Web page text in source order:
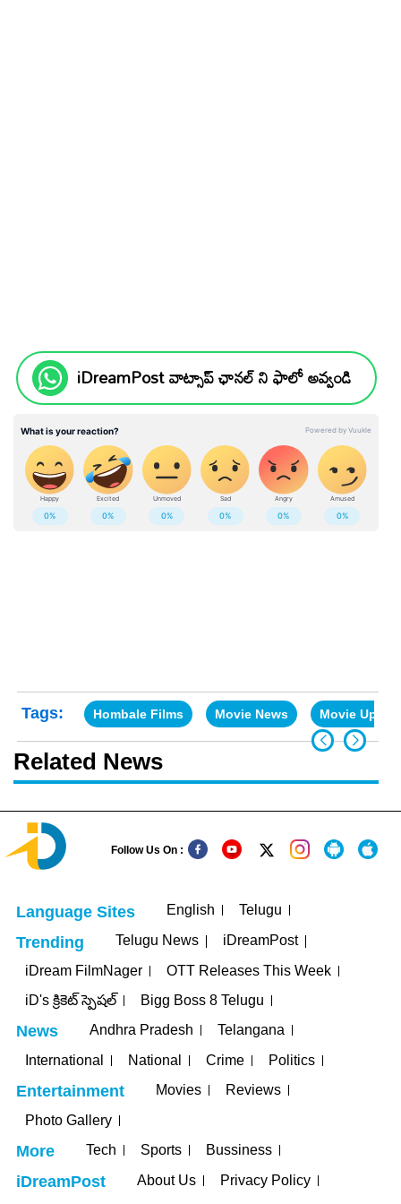
iDreamPost వాట్సాప్ ఛానల్ ని ఫాలో అవ్వండి
Tags: Hombale Films Movie News Movie
Related News
Follow Us On :
Language Sites English Telugu
Trending Telugu News
iDreamPost
iDream FilmNager
OTT Releases This Week
iD's క్రికెట్ స్పెషల్
Bigg Boss 8 Telugu
News Andhra Pradesh
Telangana
International
National Crime Politics
Entertainment Movies
Reviews
Photo Gallery
More Tech Sports Bussiness
iDreamPost About Us
Privacy Policy